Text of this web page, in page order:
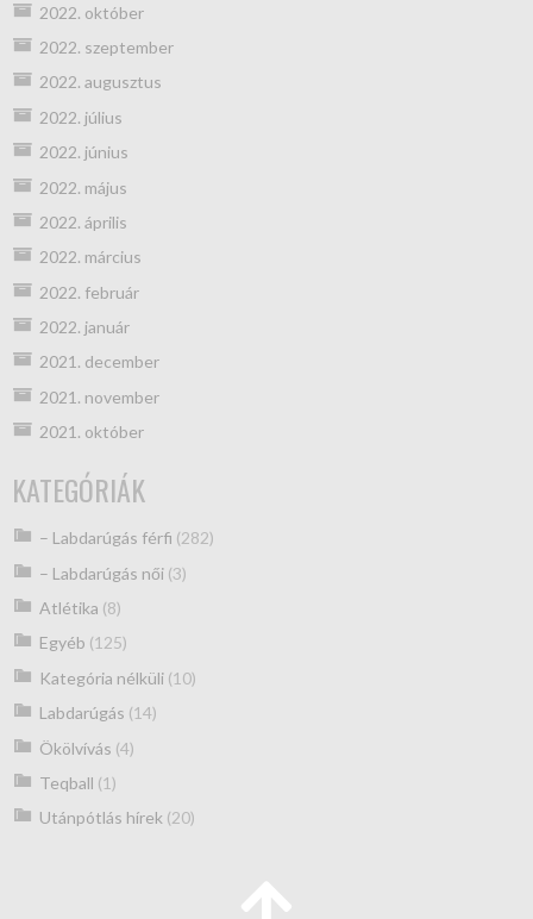
2022. október
2022. szeptember
2022. augusztus
2022. július
2022. június
2022. május
2022. április
2022. március
2022. február
2022. január
2021. december
2021. november
2021. október
KATEGÓRIÁK
– Labdarúgás férfi (282)
– Labdarúgás női(3)
Atlétika (8)
Egyéb (125)
Kategória nélküli(10)
Labdarúgás (14)
Ökölvívás (4)
Teqball (1)
Utánpótlás hírek (20)